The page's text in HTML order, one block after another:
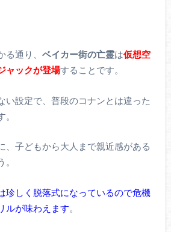
通り、 ベイカー街の亡霊は仮想空
ャックが登場することです。
い設定で、普段のコナンとは違った
、子どもから大人まで親近感がある
珍しく脱落式になっているので危機
ルが味わえます。